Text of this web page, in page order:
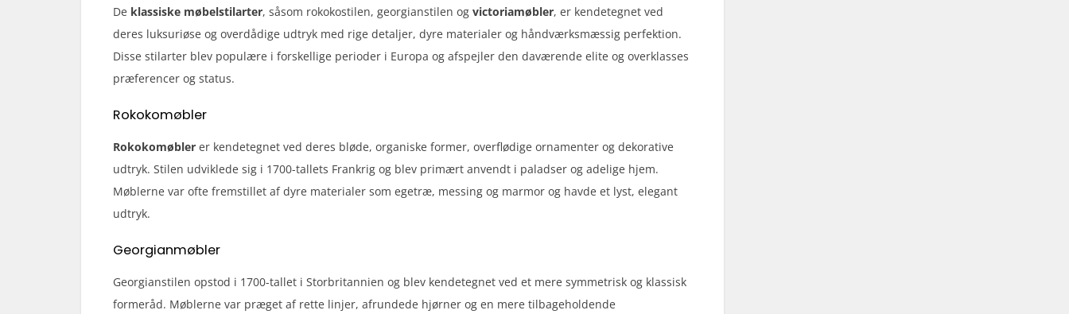
De klassiske møbelstilarter, såsom rokokostilen, georgianstilen og victoriamøbler, er kendetegnet ved
deres luksuriøse og overdådige udtryk med rige detaljer, dyre materialer og håndværksmæssig perfektion.
Disse stilarter blev populære i forskellige perioder i Europa og afspejler den daværende elite og overklasses
præferencer og status.
Rokokomøbler
Rokokomøbler er kendetegnet ved deres bløde, organiske former, overflødige ornamenter og dekorative
udtryk. Stilen udviklede sig i 1700-tallets Frankrig og blev primært anvendt i paladser og adelige hjem.
Møblerne var ofte fremstillet af dyre materialer som egetræ, messing og marmor og havde et lyst, elegant
udtryk.
Georgianmøbler
Georgianstilen opstod i 1700-tallet i Storbritannien og blev kendetegnet ved et mere symmetrisk og klassisk
formeråd. Møblerne var præget af rette linjer, afrundede hjørner og en mere tilbageholdende